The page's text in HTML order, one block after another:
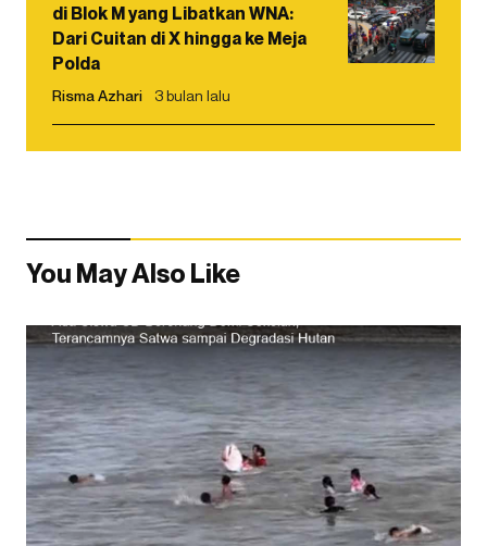
di Blok M yang Libatkan WNA:
Dari Cuitan di X hingga ke Meja
Polda
Risma Azhari 3 bulan lalu
You May Also Like